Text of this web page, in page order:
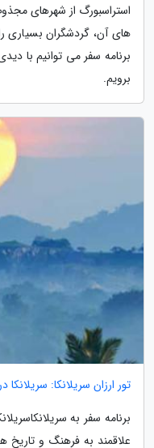
استراسبورگ از شهرهای
های آن، گردشگران بسیاری
برنامه سفر می توانیم با
برویم.
تور ارزان سریلانکا: سریلانکا در 2 هفته: کامل و هیجان انگیز
برنامه سفر به
علاقمند به فرهنگ و تاریخ